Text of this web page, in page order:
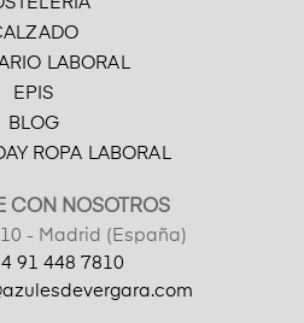
LABORAL
EPIS
BLOG
ROPA LABORAL
CON NOSOTROS
- Madrid (España)
91 448 7810